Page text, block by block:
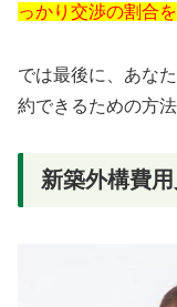
っかり交渉の割合
では最後に、あな
約できるための方
新築外構費